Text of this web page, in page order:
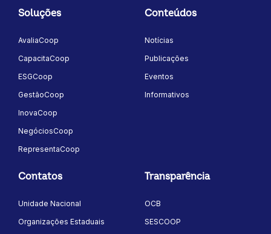
Soluções
AvaliaCoop
CapacitaCoop
ESGCoop
GestãoCoop
InovaCoop
NegóciosCoop
RepresentaCoop
Conteúdos
Notícias
Publicações
Eventos
Informativos
Contatos
Unidade Nacional
Organizações Estaduais
Transparência
OCB
SESCOOP